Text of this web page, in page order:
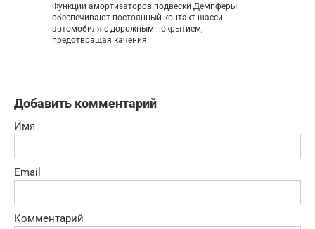
Функции амортизаторов подвески Демпферы
обеспечивают постоянный контакт шасси
автомобиля с дорожным покрытием,
предотвращая качения
Добавить комментарий
Имя
Email
Комментарий